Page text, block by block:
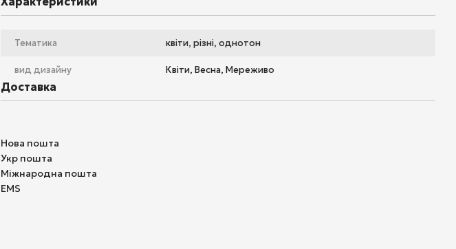
Тематика квіти, різні, однотон
вид дизайну Квіти, Весна, Мереживо
Доставка
Нова пошта
Укр пошта
Міжнародна пошта
EMS